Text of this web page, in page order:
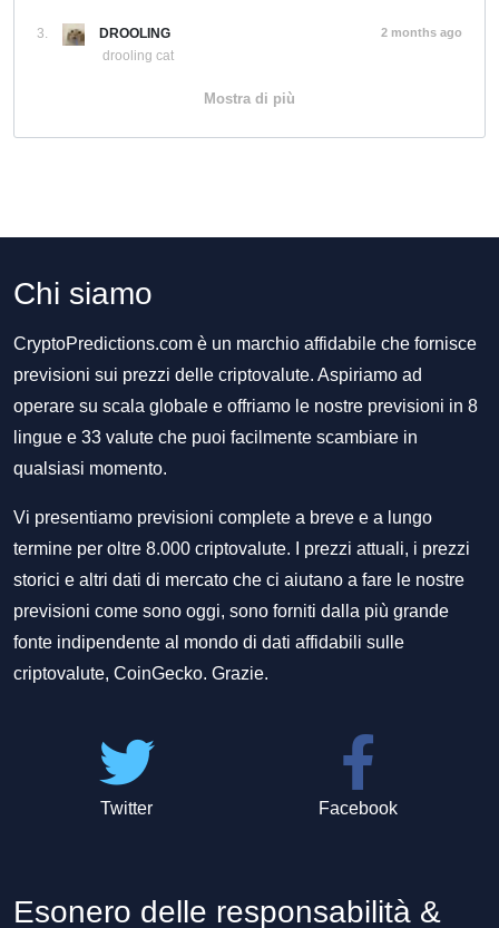
3.
DROOLING
drooling cat
2 months ago
Mostra di più
Chi siamo
CryptoPredictions.com è un marchio affidabile che fornisce
previsioni sui prezzi delle criptovalute. Aspiriamo ad
operare su scala globale e offriamo le nostre previsioni in 8
lingue e 33 valute che puoi facilmente scambiare in
qualsiasi momento.
Vi presentiamo previsioni complete a breve e a lungo
termine per oltre 8.000 criptovalute. I prezzi attuali, i prezzi
storici e altri dati di mercato che ci aiutano a fare le nostre
previsioni come sono oggi, sono forniti dalla più grande
fonte indipendente al mondo di dati affidabili sulle
criptovalute, CoinGecko. Grazie.
Twitter Facebook
Esonero delle responsabilità &